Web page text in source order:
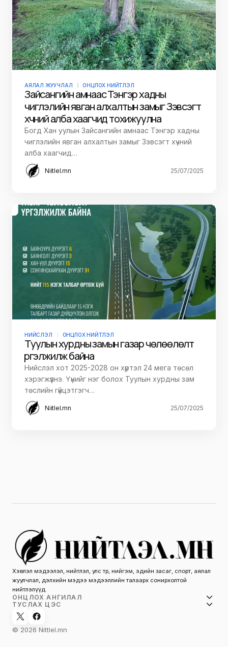
АЯЛАЛ ЖУУЧЛАЛ ОНЦЛОХ НИЙТЛЭЛ
Зайсангийн амнаас Тэнгэр хадны
чиглэлийн явган алхалтын замыг Зэвсэгт
хүчний алба хаагчид тохижуулна
Богд Хан уулын Зайсангийн амнаас Тэнгэр хадны
чиглэлийн явган алхалтын замыг Зэвсэгт хүчний
алба хаагчид…
Niitlel.mn 25/07/2025
НИЙСЛЭЛ ОНЦЛОХ НИЙТЛЭЛ
Туулын хурдны замын газар чөлөөлөлт
үргэлжилж байна
Нийслэл хот 2025-2028 он хүртэл 24 мега төсөл
хэрэгжүүлнэ. Үүнийг нэг болох Туулын хурдны зам
төслийн гүйцэтгэгч…
Niitlel.mn 25/07/2025
Хэвлэл мэдээлэл, нийтлэл, улс төр, нийгэм, эдийн засаг, спорт, аялал
жуулчлал, дэлхийн мэдээ мэдээллийн талаарх сонирхолтой
нийтлэлүүд.
ОНЦЛОХ АНГИЛАЛ
ТУСЛАХ ЦЭС
© 2026 Nittlel.mn